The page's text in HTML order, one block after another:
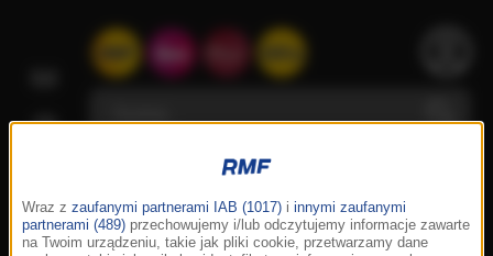
Wraz z zaufanymi partnerami IAB (1017) i innymi zaufanymi
partnerami (489) przechowujemy i/lub odczytujemy informacje zawarte
na Twoim urządzeniu, takie jak pliki cookie, przetwarzamy dane